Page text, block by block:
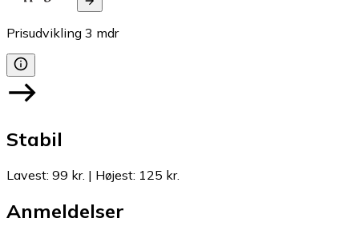
Prisudvikling 3 mdr
Stabil
Lavest: 99 kr. | Højest: 125 kr.
Anmeldelser